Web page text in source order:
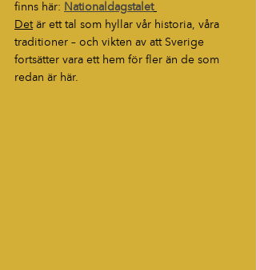
finns här: Nationaldagstalet
Det är ett tal som hyllar vår historia, våra
traditioner – och vikten av att Sverige
fortsätter vara ett hem för fler än de som
redan är här.